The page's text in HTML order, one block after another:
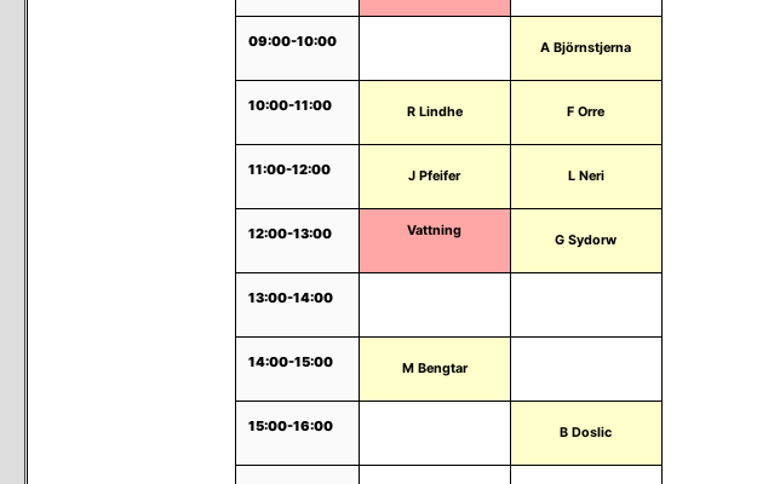
09:00-10:00 A Björnstjerna
10:00-11:00 R Lindhe F Orre
11:00-12:00 J Pfeifer L Neri
12:00-13:00 Vattning
G Sydorw
13:00-14:00
14:00-15:00 M Bengtar
15:00-16:00 B Doslic